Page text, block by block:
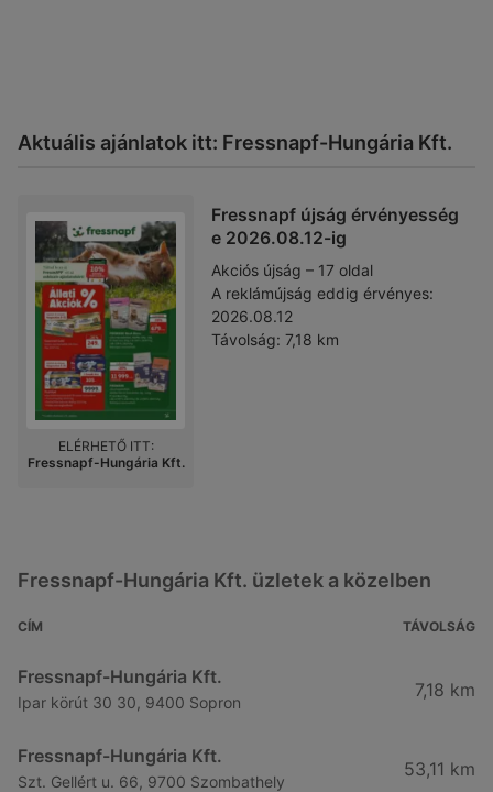
Aktuális ajánlatok itt: Fressnapf-Hungária Kft.
Fressnapf újság érvényesség
e 2026.08.12-ig
Akciós újság – 17 oldal
A reklámújság eddig érvényes:
2026.08.12
Távolság: 7,18 km
ELÉRHETŐ ITT:
Fressnapf-Hungária Kft.
Fressnapf-Hungária Kft. üzletek a közelben
CÍM TÁVOLSÁG
Fressnapf-Hungária Kft.
Ipar körút 30 30, 9400 Sopron
7,18 km
Fressnapf-Hungária Kft.
Szt. Gellért u. 66, 9700 Szombathely
53,11 km